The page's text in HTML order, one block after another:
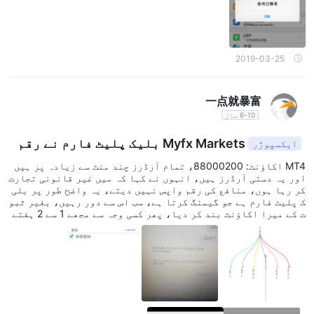
ں اپنے اکاؤنٹ میں لاگ ان نہیں ہو سکا، بیک اینڈ بھی غیر فعال ہ
ے۔ امید ہے کہ سب بلیک پلیٹ فارم سے دور رہیں اور دھوکے میں نہ
آئیں۔ امید ہے کہ فاریکس آئی بھی میری محنت کی رقم واپس کرنے
میں مدد کرے گی۔
2019-03-25
一点就暴富
6-10 سال
ایکسپوژر
Myfx Markets بلیک پلیٹ فارم نے رقم
کی واپسی پر براہ راست اکاؤنٹ بند کر دیا
MT4 اکاؤنٹ: 88000200، تمام آرڈرز چند منٹ سے زیادہ پر ہیں
اور یہ دستی آرڈرز ہیں، انہوں نے کہا کہ میں غیر قانونی تجارت
کر رہا ہوں، منافع کی رقم واپس نہیں دیتے، یہ واضح طور پر بلی
ک پلیٹ فارم ہے جو گیمنگ کرتا ہے، سب اس سے دور رہیں، بغیر ثبو
ت کے میرا اکاؤنٹ بند کر دیا، پھر کسی وجہ سے مجھے 1 سے 2 ہفتے
انتظار کرنے کو کہتے ہیں۔ پلیٹ فارم کو جاننے کے شروع میں کلائ
نٹ مینیجر نے کہا کہ Myfx Markets میں تجارت پر کوئی پابندی ن
میں رقم کی واپسی کی درخواست دی، پیر کے دن صبح کلائنٹ مینیجر
سے پوچھا، انہوں نے کہا رقم کی جانچ پڑتال ہو رہی ہے اور وصول
لاگ ان کرنے کی کوشش کرتے ہوئے اکاؤنٹ بند ہو گئے اور لاگ ان نہی